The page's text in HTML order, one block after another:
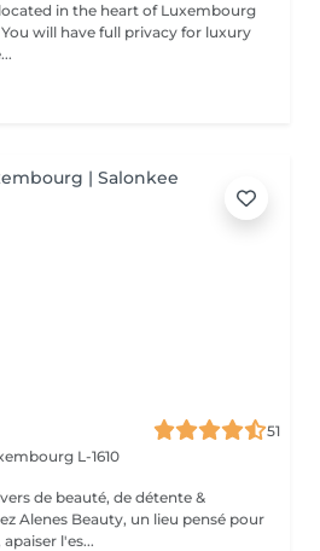
in the heart of Luxembourg
51
L-1610
de beauté, de détente &
l'es...